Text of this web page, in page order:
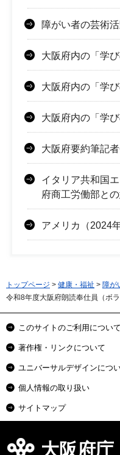
障がい者の芸術
大阪府内の「学び
大阪府内の「学び
大阪府内の「学び
大阪府要約筆記
イタリア共和国
府商工労働部と
アメリカ（2024
トップページ > 健康・福祉 > 障が
令和8年度大阪府朗読奉仕員（ボ
このサイトのご利用について
著作権・リンクについて
ユニバーサルデザインにつ
個人情報の取り扱い
サイトマップ
大阪府庁